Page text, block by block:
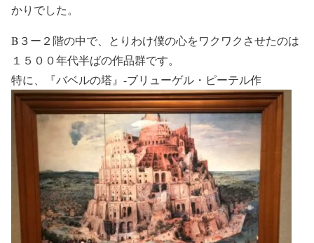
かりでした。
B３ー２階の中で、とりわけ僕の心をワクワクさせたのは
１５００年代半ばの作品群です。
特に、『バベルの塔』-ブリューゲル・ピーテル作